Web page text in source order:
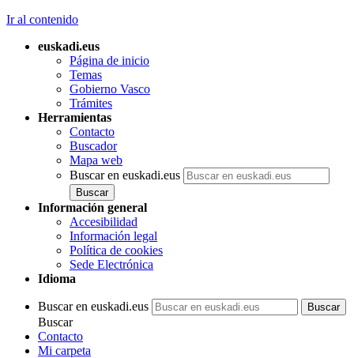
Ir al contenido
euskadi.eus
Página de inicio
Temas
Gobierno Vasco
Trámites
Herramientas
Contacto
Buscador
Mapa web
Buscar en euskadi.eus
Información general
Accesibilidad
Información legal
Política de cookies
Sede Electrónica
Idioma
Buscar en euskadi.eus
Buscar
Contacto
Mi carpeta